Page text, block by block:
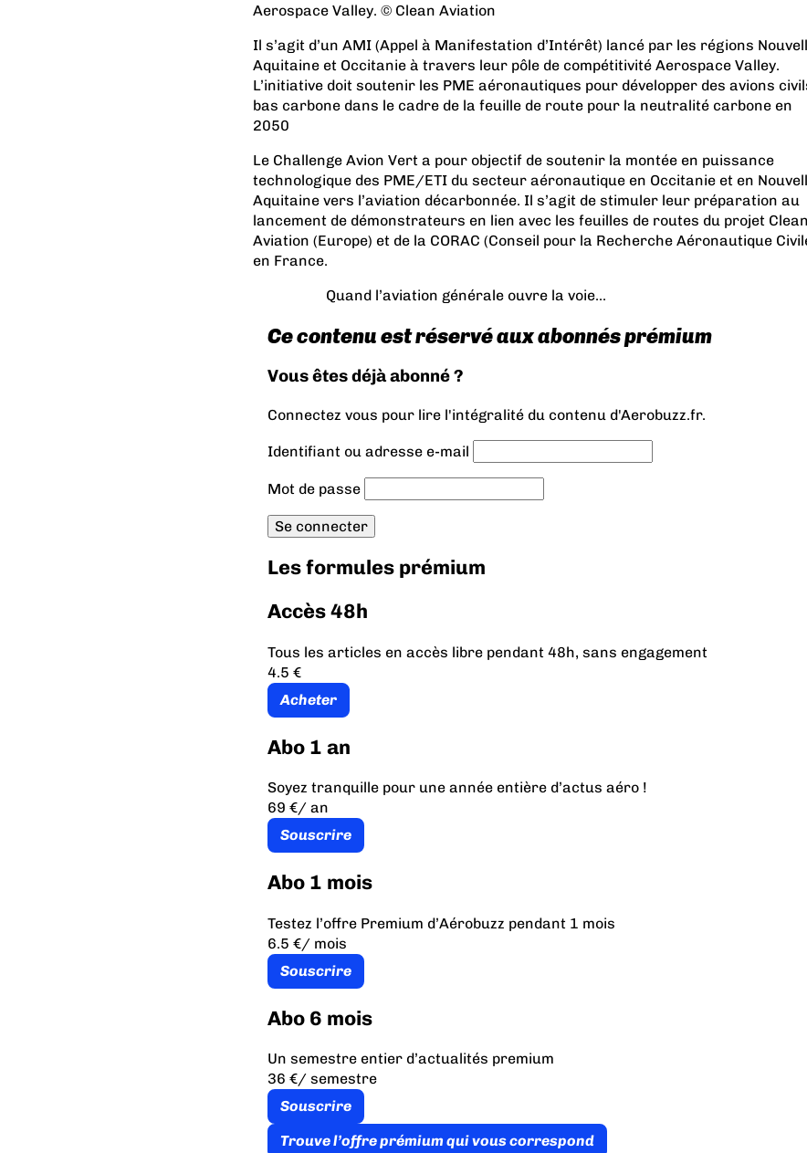
Aerospace Valley. © Clean Aviation
Il s’agit d’un AMI (Appel à Manifestation d’Intérêt) lancé par les régions
Aquitaine et Occitanie à travers leur pôle de compétitivité Aerospace Valley.
L’initiative doit soutenir les PME aéronautiques pour développer des avions
bas carbone dans le cadre de la feuille de route pour la neutralité carbone en
2050
Le Challenge Avion Vert a pour objectif de soutenir la montée en puissance
technologique des PME/ETI du secteur aéronautique en Occitanie et en
Aquitaine vers l’aviation décarbonnée. Il s’agit de stimuler leur préparation au
lancement de démonstrateurs en lien avec les feuilles de routes du projet Clean
Aviation (Europe) et de la CORAC (Conseil pour la Recherche Aéronautique
en France.
Quand l’aviation générale ouvre la voie...
Ce contenu est réservé aux abonnés prémium
Vous êtes déjà abonné ?
Connectez vous pour lire l'intégralité du contenu d'Aerobuzz.fr.
Identifiant ou adresse e-mail
Mot de passe
Les formules prémium
Accès 48h
Tous les articles en accès libre pendant 48h, sans engagement
4.5 €
Acheter
Abo 1 an
Soyez tranquille pour une année entière d’actus aéro !
69 €/ an
Souscrire
Abo 1 mois
Testez l’offre Premium d’Aérobuzz pendant 1 mois
6.5 €/ mois
Souscrire
Abo 6 mois
Un semestre entier d’actualités premium
36 €/ semestre
Souscrire
Trouve l’offre prémium qui vous correspond